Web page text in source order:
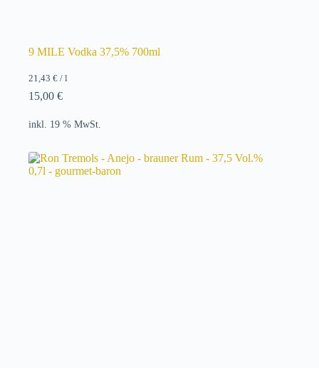
9 MILE Vodka 37,5% 700ml
21,43 € / l
15,00 €
inkl. 19 % MwSt.